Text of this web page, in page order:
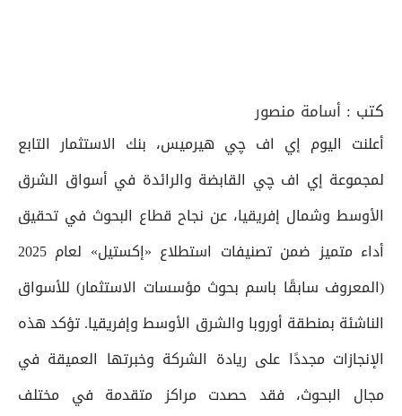
كتب : أسامة منصور
أعلنت اليوم إي اف چي هيرميس، بنك الاستثمار التابع
لمجموعة إي اف چي القابضة والرائدة في أسواق الشرق
الأوسط وشمال إفريقيا، عن نجاح قطاع البحوث في تحقيق
أداء متميز ضمن تصنيفات استطلاع «إكستيل» لعام 2025
(المعروف سابقًا باسم بحوث مؤسسات الاستثمار) للأسواق
الناشئة بمنطقة أوروبا والشرق الأوسط وإفريقيا. تؤكد هذه
الإنجازات مجددًا على ريادة الشركة وخبرتها العميقة في
مجال البحوث، فقد حصدت مراكز متقدمة في مختلف